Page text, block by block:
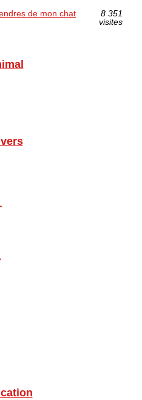
de mon chat
8 351
visites